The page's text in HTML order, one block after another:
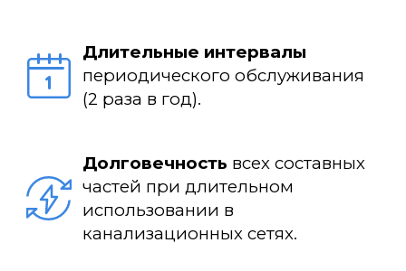
Длительные интервалы
периодического обслуживания
(2 раза в год).
Долговечность всех составных
частей при длительном
использовании в
канализационных сетях.